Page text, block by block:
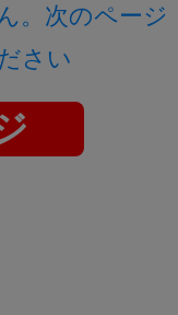
。次のページ
さい